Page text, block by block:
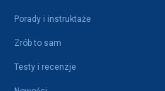
Porady i instruktaże
Zrób to sam
Testy i recenzje